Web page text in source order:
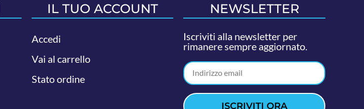
IL TUO ACCOUNT
Accedi
Vai al carrello
Stato ordine
NEWSLETTER
Iscriviti alla newsletter per
rimanere sempre aggiornato.
ISCRIVITI ORA